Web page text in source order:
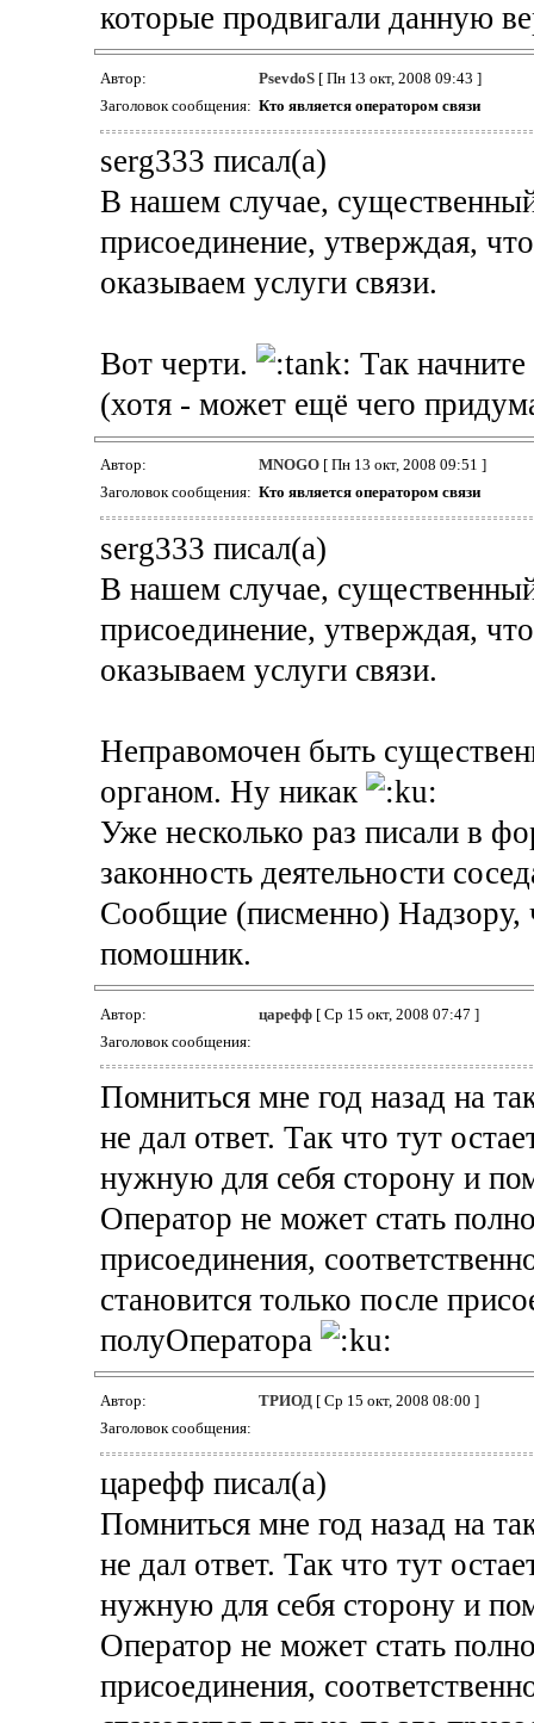
которые продвигали данную
Автор: PsevdoS[ Пн 13 окт, 2008 09:43 ]
Заголовок сообщения: Кто является оператором связи
serg333 писал(а)
В нашем случае,
присоединение, утверждая,
оказываем услуги связи.
Вот черти.
Так
(хотя - может ещё чего
Автор: MNOGO[ Пн 13 окт, 2008 09:51 ]
Заголовок сообщения: Кто является оператором связи
serg333 писал(а)
В нашем случае,
присоединение, утверждая,
оказываем услуги связи.
Неправомочен быть
органом. Ну никак
Уже несколько раз писали в
законность деятельности
Сообщие (писменно) Надзору,
помошник.
Автор: царефф[ Ср 15 окт, 2008 07:47 ]
Заголовок сообщения:
Помниться мне год назад на
не дал ответ. Так что тут
нужную для себя сторону и
Оператор не может стать
присоединения,
становится только после
полуОператора
Автор: ТРИОД[ Ср 15 окт, 2008 08:00 ]
Заголовок сообщения:
царефф писал(а)
Помниться мне год назад на
не дал ответ. Так что тут
нужную для себя сторону и
Оператор не может стать
присоединения,